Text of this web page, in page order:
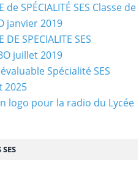
de SPÉCIALITÉ SES Classe de
janvier 2019
DE SPECIALITE SES
juillet 2019
Spécialité SES
2025
logo pour la radio du Lycée
SES